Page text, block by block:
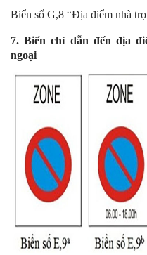
Biển số G,8 “Địa điểm nhà
7. Biển chỉ dẫn đến địa
ngoại